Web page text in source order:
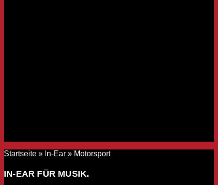
Startseite » In-Ear » Motorsport
IN-EAR FÜR MUSIK.